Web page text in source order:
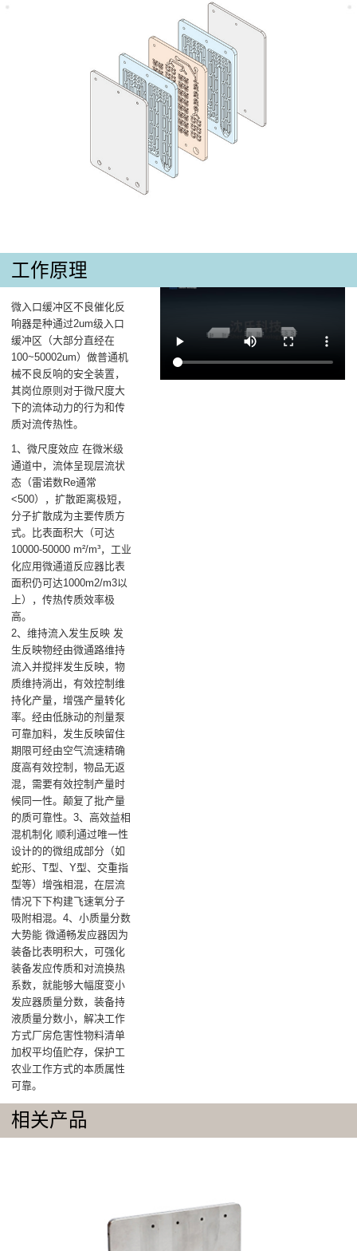
工作原理
微入口缓冲区不良催化反
响器是种通过2um级入口
缓冲区（大部分直经在
100~50002um）做普通机
械不良反响的安全装置，
其岗位原则对于微尺度大
下的流体动力的行为和传
质对流传热性。
1、微尺度效应 在微米级
通道中，流体呈现层流状
态（雷诺数Re通常
<500），扩散距离极短，
分子扩散成为主要传质方
式。比表面积大（可达
10000-50000 m²/m³，工业
化应用微通道反应器比表
面积仍可达1000m2/m3以
上），传热传质效率极
高。
2、维持流入发生反映 发
生反映物经由微通路维持
流入并搅拌发生反映，物
质维持淌出，有效控制维
持化产量，增强产量转化
率。经由低脉动的剂量泵
可靠加料，发生反映留住
期限可经由空气流速精确
度高有效控制，物品无返
混，需要有效控制产量时
候同一性。颠复了批产量
的质可靠性。3、高效益相
混机制化 顺利通过唯一性
设计的的微组成部分（如
蛇形、T型、Y型、交重指
型等）增強相混，在层流
情况下下构建飞速氧分子
吸附相混。4、小质量分数
大势能 微通畅发应器因为
装备比表明积大，可强化
装备发应传质和对流换热
系数，就能够大幅度变小
发应器质量分数，装备持
液质量分数小，解决工作
方式厂房危害性物料清单
加权平均值贮存，保护工
农业工作方式的本质属性
可靠。
相关产品